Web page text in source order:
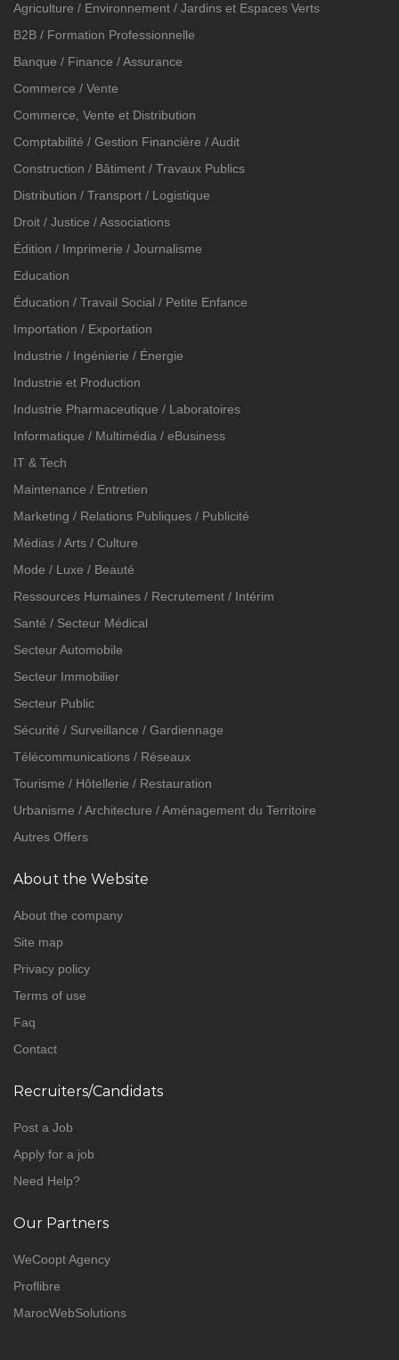
Agriculture / Environnement / Jardins et Espaces Verts
B2B / Formation Professionnelle
Banque / Finance / Assurance
Commerce / Vente
Commerce, Vente et Distribution
Comptabilité / Gestion Financière / Audit
Construction / Bâtiment / Travaux Publics
Distribution / Transport / Logistique
Droit / Justice / Associations
Édition / Imprimerie / Journalisme
Education
Éducation / Travail Social / Petite Enfance
Importation / Exportation
Industrie / Ingénierie / Énergie
Industrie et Production
Industrie Pharmaceutique / Laboratoires
Informatique / Multimédia / eBusiness
IT & Tech
Maintenance / Entretien
Marketing / Relations Publiques / Publicité
Médias / Arts / Culture
Mode / Luxe / Beauté
Ressources Humaines / Recrutement / Intérim
Santé / Secteur Médical
Secteur Automobile
Secteur Immobilier
Secteur Public
Sécurité / Surveillance / Gardiennage
Télécommunications / Réseaux
Tourisme / Hôtellerie / Restauration
Urbanisme / Architecture / Aménagement du Territoire
Autres Offers
About the Website
About the company
Site map
Privacy policy
Terms of use
Faq
Contact
Recruiters/Candidats
Post a Job
Apply for a job
Need Help?
Our Partners
WeCoopt Agency
Proflibre
MarocWebSolutions